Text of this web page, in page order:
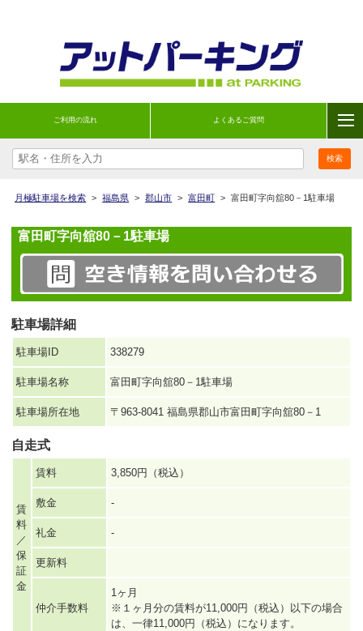
ご利用の流れ よくあるご質問
月極駐車場を検索 > 福島県 > 郡山市 > 富田町 > 富田町字向舘80－1駐車場
富田町字向舘80－1駐車場
駐車場詳細
駐車場ID 338279
駐車場名称 富田町字向舘80－1駐車場
駐車場所在地 〒963-8041 福島県郡山市富田町字向舘80－1
自走式
賃
料
／
保
証
金
賃料 3,850円（税込）
敷金 -
礼金 -
更新料
仲介手数料
1ヶ月
※１ヶ月分の賃料が11,000円（税込）以下の場合
は、一律11,000円（税込）になります。